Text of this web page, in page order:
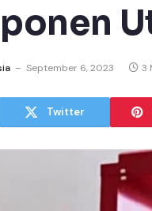
September 6, 2023 3
Twitter